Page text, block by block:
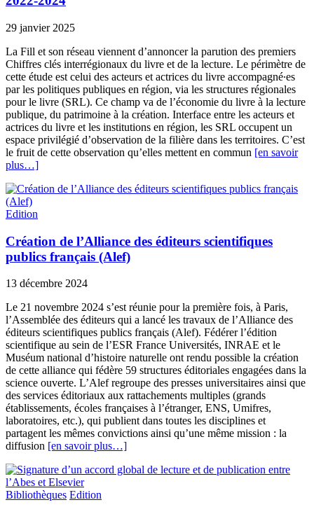
29 janvier 2025
La Fill et son réseau viennent d’annoncer la parution des premiers
Chiffres clés interrégionaux du livre et de la lecture. Le périmètre de
cette étude est celui des acteurs et actrices du livre accompagné∙es
par les politiques publiques en région, via les structures régionales
pour le livre (SRL). Ce champ va de l’économie du livre à la lecture
publique, du patrimoine à la création. Interface entre les acteurs et
actrices du livre et les institutions en région, les SRL occupent un
espace privilégié d’observation de la filière dans les territoires. C’est
le fruit de cette observation qu’elles mettent en commun [en savoir
plus…]
Edition
Création de l’Alliance des éditeurs scientifiques
publics français (Alef)
13 décembre 2024
Le 21 novembre 2024 s’est réunie pour la première fois, à Paris,
l’Assemblée des éditeurs qui a lancé les travaux de l’Alliance des
éditeurs scientifiques publics français (Alef). Fédérer l’édition
scientifique au sein de l’ESR France Universités, INRAE et le
Muséum national d’histoire naturelle ont rendu possible la création
de cette alliance qui fédère 59 structures éditoriales engagées dans la
science ouverte. L’Alef regroupe des presses universitaires ainsi que
des services éditoriaux aux rattachements multiples (grands
établissements, écoles françaises à l’étranger, ENS, Umifres,
laboratoires, etc.), qui publient dans toutes les disciplines et
partagent les mêmes convictions ainsi qu’une même mission : la
diffusion [en savoir plus…]
Bibliothèques Edition